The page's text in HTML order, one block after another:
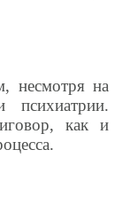
несмотря на
психиатрии.
как и